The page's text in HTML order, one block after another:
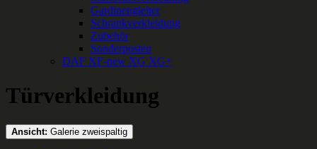
Gardinengleiter
Schrankverkleidung
Zubehör
Sonderposten
DAF XF-new XG XG+
Türverkleidung
Ansicht: Galerie zweispaltig